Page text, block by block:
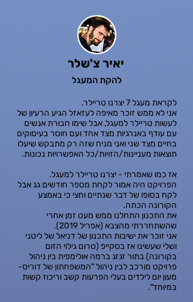
לקראת מעגל 7 יצרנו טריילר.
אני לא ממש זוכר מאיפה לעזאזל הגיע הרעיון של
לעשות טריילר למעגל, אבל שימו חבורת אנשים
עם עודף באנרגיות מצד אחד ועם חוסר בעיסוקים
בחיים מצד שני ואני מניח שזה רק מתבקש שיעלו
תוצאות מעניינות/הזויות/כל האפשרויות נכונות.
אז כמו שאמרתי - יצרנו טריילר למעגל.
הפרויקט היה אמור לקחת מספר חודשים גג אבל
לקח בסופו של דבר שנתיים וחצי כי באמצע
הקורונה הכתה.
את התכנון התחלנו ממש מעט זמן אחרי
שהשתחררתי מהצבא (אפריל 2019).
אני זוכר את ישיבות התכנון של דניאל של ליטני
ושלי שעשינו אז בסקייפ (טרום גילוי הזום
בקורונה) בתור זגזג ברמה אולימפית בין ניהול
פרויקט מורכב לבין ניהול "המשפחתון של דוריס-
מעון יום לילדים בעלי הפרעות קשב וריכוז קשות
במיוחד".
יאיר צ'שלר
להקת המעגל